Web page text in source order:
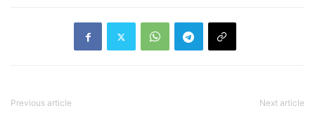
Previous article Next article